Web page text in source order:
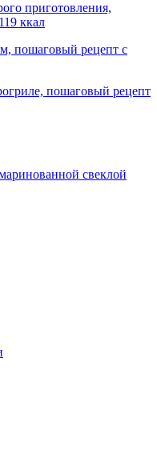
приготовления,
ккал
пошаговый рецепт с
пошаговый рецепт
свеклой